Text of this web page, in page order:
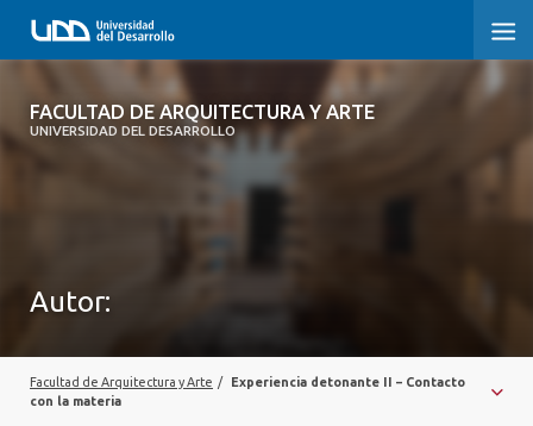
FACULTAD DE ARQUITECTURA Y ARTE
UNIVERSIDAD DEL DESARROLLO
FACULTAD DE ARQUITECTURA Y ARTE
MAGÍSTER
Autor:
Facultad de Arquitectura y Arte /
Experiencia detonante II – Contacto
con la materia